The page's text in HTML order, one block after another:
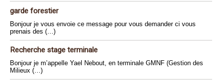
garde forestier
Bonjour je vous envoie ce message pour vous demander ci vous
prenais des (…)
Recherche stage terminale
Bonjour je m’appelle Yael Nebout, en terminale GMNF (Gestion des
Milieux (…)